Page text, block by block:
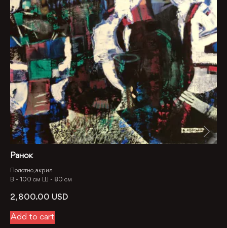
Ранок
Полотно, акрил
В - 100 см Ш - 80 см
2, 800.00 USD
Add to cart